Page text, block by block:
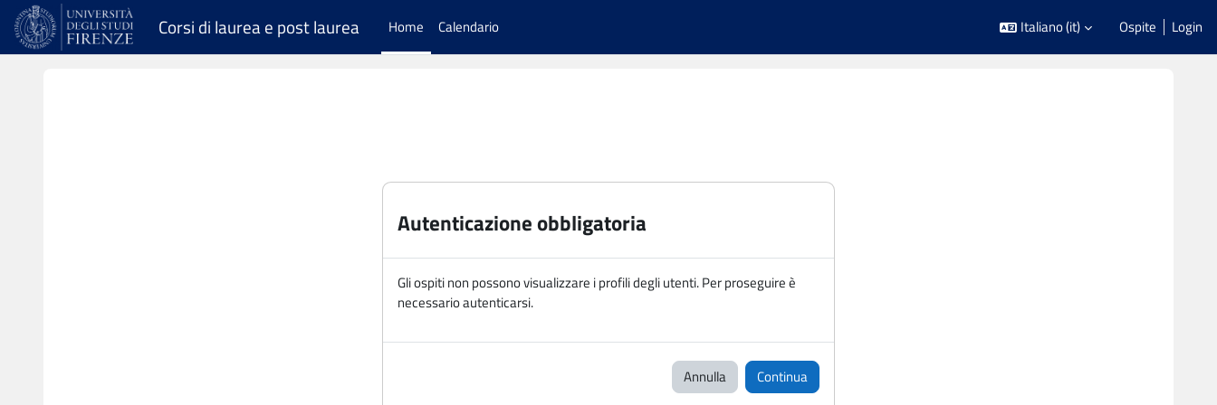
Vai al contenuto principale
Corsi di laurea e post laurea Home Calendario Italiano ‎(it)‎ Ospite Login
Autenticazione obbligatoria
Gli ospiti non possono visualizzare i profili degli utenti. Per proseguire è
necessario autenticarsi.
Annulla Continua